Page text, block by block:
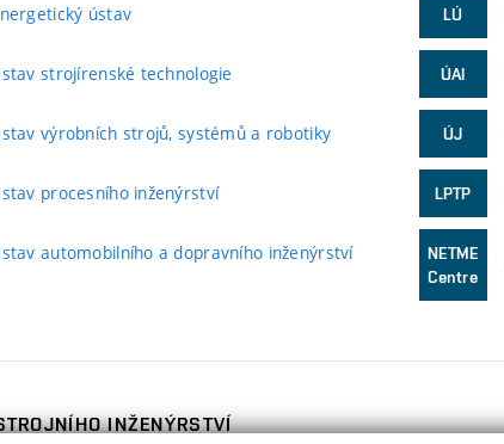
ústav
strojírenské technologie
výrobních strojů, systémů a robotiky
procesního inženýrství
automobilního a dopravního inženýrství
LÚ
ÚAI
ÚJ
LPTP
NETME
Centre
INŽENÝRSTVÍ